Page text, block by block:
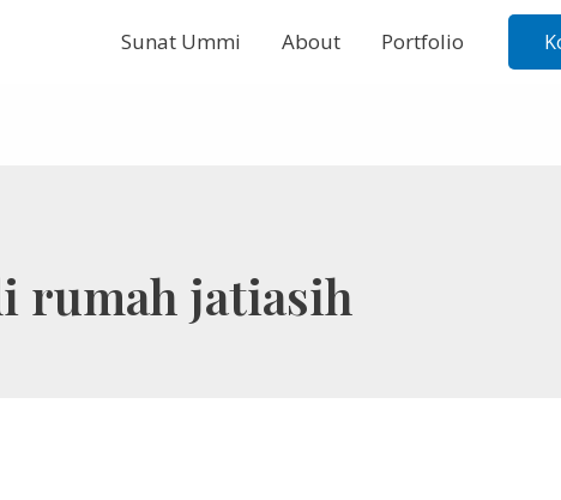
Sunat Ummi About Portfolio
rumah jatiasih